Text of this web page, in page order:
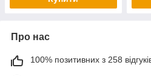
Про нас
100% позитивних з 258